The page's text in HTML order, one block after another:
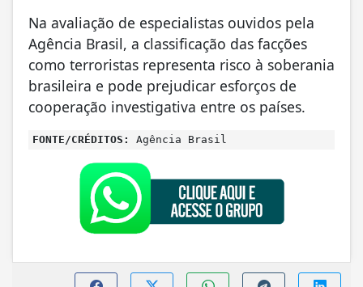
Na avaliação de especialistas ouvidos pela
Agência Brasil, a classificação das facções
como terroristas representa risco à soberania
brasileira e pode prejudicar esforços de
cooperação investigativa entre os países.
FONTE/CRÉDITOS: Agência Brasil